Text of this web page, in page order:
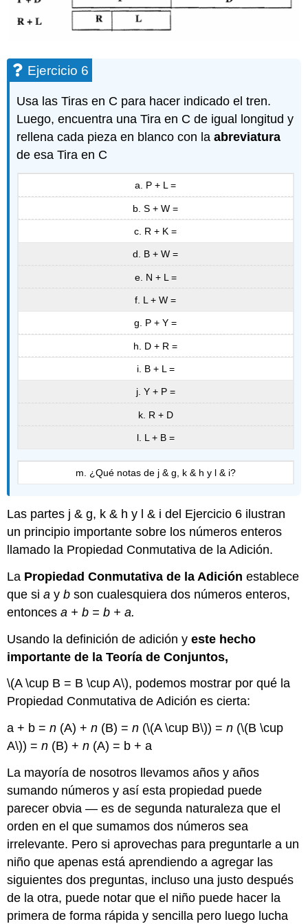
Ejercicio 6
Usa las Tiras en C para hacer indicado el tren.
Luego, encuentra una Tira en C de igual longitud y
rellena cada pieza en blanco con laabreviatura
de esa Tira en C
a. P + L =
b. S + W =
c. R + K =
d. B + W =
e. N + L =
f. L + W =
g. P + Y =
h. D + R =
i. B + L =
j. Y + P =
k. R + D
l. L + B =
m. ¿Qué notas de j & g, k & h y l & i?
Las partes j & g, k & h y l & i del Ejercicio 6 ilustran
un principio importante sobre los números enteros
llamado la Propiedad Conmutativa de la Adición.
La Propiedad Conmutativa de la Adición establece
que sia yb son cualesquiera dos números enteros,
entoncesa + b = b + a.
Usando la definición de adición yeste hecho
importante de la Teoría de Conjuntos,
\(A \cup B = B \cup A\), podemos mostrar por qué la
Propiedad Conmutativa de Adición es cierta:
a + b =n (A) +n (B) =n (\(A \cup B\)) =n (\(B \cup
A\)) =n (B) +n (A) = b + a
La mayoría de nosotros llevamos años y años
sumando números y así esta propiedad puede
parecer obvia — es de segunda naturaleza que el
orden en el que sumamos dos números sea
irrelevante. Pero si aprovechas para preguntarle a un
niño que apenas está aprendiendo a agregar las
siguientes dos preguntas, incluso una justo después
de la otra, puede notar que el niño puede hacer la
primera de forma rápida y sencilla pero luego lucha